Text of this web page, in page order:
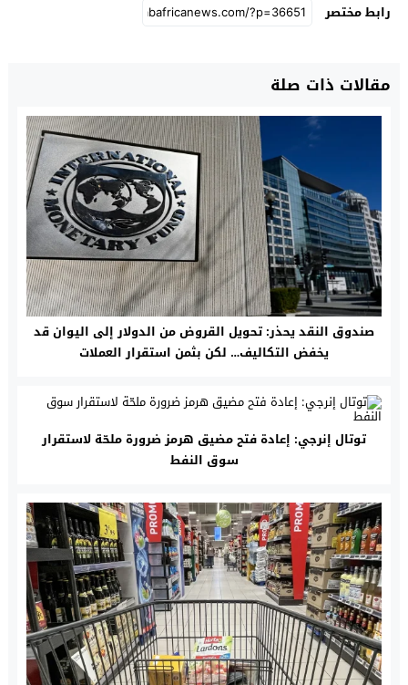
رابط مختصر
مقالات ذات صلة
صندوق النقد يحذر: تحويل القروض من الدولار إلى اليوان قد
يخفض التكاليف… لكن بثمن استقرار العملات
توتال إنرجي: إعادة فتح مضيق هرمز ضرورة ملحّة لاستقرار
سوق النفط